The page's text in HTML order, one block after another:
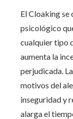
El Cloaking
psicológico
cualquier tipo
aumenta la
perjudicada.
motivos del
inseguridad y
alarga el